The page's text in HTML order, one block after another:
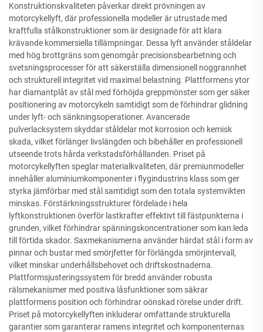
Konstruktionskvaliteten påverkar direkt prövningen av
motorcykellyft, där professionella modeller är utrustade med
kraftfulla stålkonstruktioner som är designade för att klara
krävande kommersiella tillämpningar. Dessa lyft använder ståldelar
med hög brottgräns som genomgår precisionsbearbetning och
svetsningsprocesser för att säkerställa dimensionell noggrannhet
och strukturell integritet vid maximal belastning. Plattformens ytor
har diamantplåt av stål med förhöjda greppmönster som ger säker
positionering av motorcykeln samtidigt som de förhindrar glidning
under lyft- och sänkningsoperationer. Avancerade
pulverlacksystem skyddar ståldelar mot korrosion och kemisk
skada, vilket förlänger livslängden och bibehåller en professionell
utseende trots hårda verkstadsförhållanden. Priset på
motorcykellyften speglar materialkvaliteten, där premiunmodeller
innehåller aluminiumkomponenter i flygindustrins klass som ger
styrka jämförbar med stål samtidigt som den totala systemvikten
minskas. Förstärkningsstrukturer fördelade i hela
lyftkonstruktionen överför lastkrafter effektivt till fästpunkterna i
grunden, vilket förhindrar spänningskoncentrationer som kan leda
till förtida skador. Saxmekanismerna använder härdat stål i form av
pinnar och bustar med smörjfetter för förlängda smörjintervall,
vilket minskar underhållsbehovet och driftskostnaderna.
Plattformsjusteringssystem för bredd använder robusta
rälsmekanismer med positiva låsfunktioner som säkrar
plattformens position och förhindrar oönskad rörelse under drift.
Priset på motorcykellyften inkluderar omfattande strukturella
garantier som garanterar ramens integritet och komponenternas